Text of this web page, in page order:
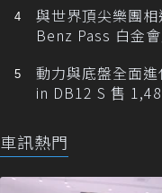
與世界頂尖樂團
Benz Pass 白金
動力與底盤全面
in DB12 S 售
車訊熱門